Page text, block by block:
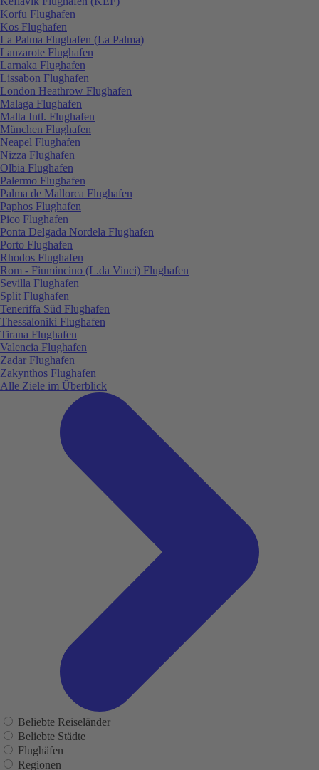
Korfu Flughafen
Kos Flughafen
La Palma Flughafen (La Palma)
Lanzarote Flughafen
Larnaka Flughafen
Lissabon Flughafen
London Heathrow Flughafen
Malaga Flughafen
Malta Intl. Flughafen
München Flughafen
Neapel Flughafen
Nizza Flughafen
Olbia Flughafen
Palermo Flughafen
Palma de Mallorca Flughafen
Paphos Flughafen
Pico Flughafen
Ponta Delgada Nordela Flughafen
Porto Flughafen
Rhodos Flughafen
Rom - Fiumincino (L.da Vinci) Flughafen
Sevilla Flughafen
Split Flughafen
Teneriffa Süd Flughafen
Thessaloniki Flughafen
Tirana Flughafen
Valencia Flughafen
Zadar Flughafen
Zakynthos Flughafen
Alle Ziele im Überblick
Beliebte Reiseländer
Beliebte Städte
Flughäfen
Regionen